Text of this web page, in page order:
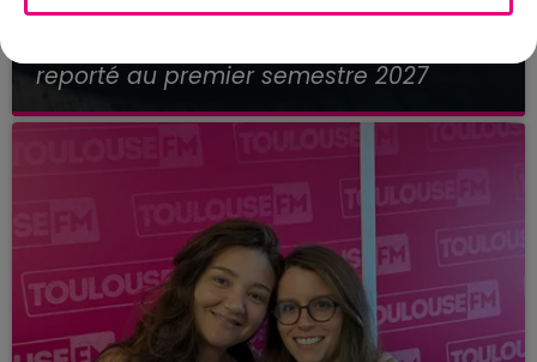
21 juillet 2026
reporté au premier semestre 2027